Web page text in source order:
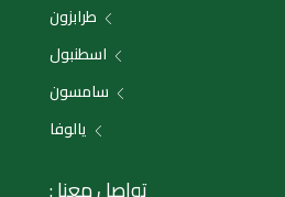
طرابزون
اسطنبول
سامسون
يالوفا